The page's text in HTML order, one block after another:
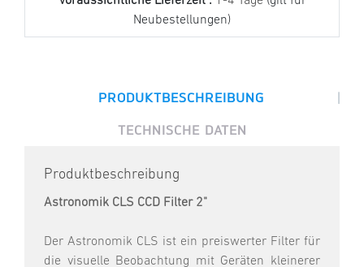
Neubestellungen)
PRODUKTBESCHREIBUNG |
TECHNISCHE DATEN
Produktbeschreibung
Astronomik CLS CCD Filter 2"
Der Astronomik CLS ist ein preiswerter Filter für
die visuelle Beobachtung mit Geräten kleinerer